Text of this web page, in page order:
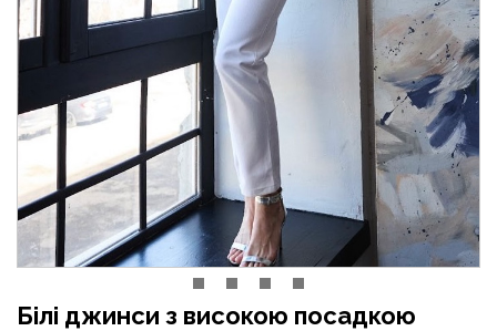
Білі джинси з високою посадкою